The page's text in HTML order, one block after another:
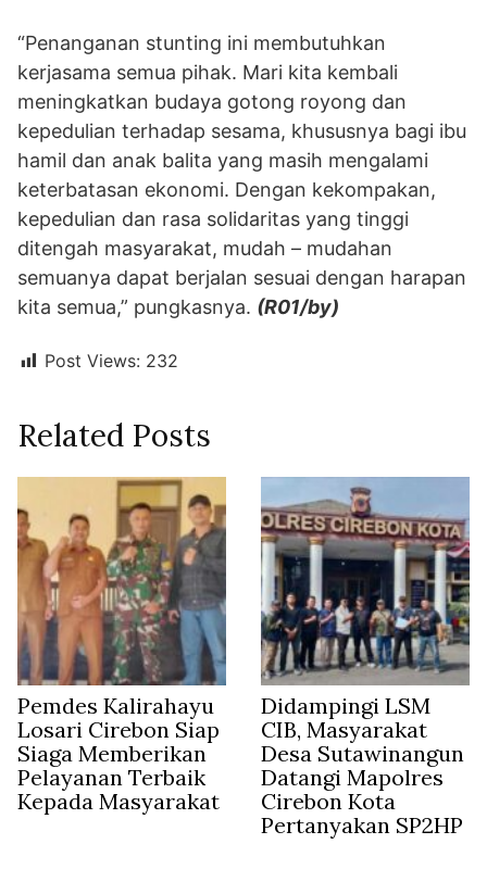
“Penanganan stunting ini membutuhkan
kerjasama semua pihak. Mari kita kembali
meningkatkan budaya gotong royong dan
kepedulian terhadap sesama, khususnya bagi ibu
hamil dan anak balita yang masih mengalami
keterbatasan ekonomi. Dengan kekompakan,
kepedulian dan rasa solidaritas yang tinggi
ditengah masyarakat, mudah – mudahan
semuanya dapat berjalan sesuai dengan harapan
kita semua,” pungkasnya. (R01/by)
Post Views: 232
Related Posts
Pemdes Kalirahayu
Losari Cirebon Siap
Siaga Memberikan
Pelayanan Terbaik
Kepada Masyarakat
Didampingi LSM
CIB, Masyarakat
Desa Sutawinangun
Datangi Mapolres
Cirebon Kota
Pertanyakan SP2HP